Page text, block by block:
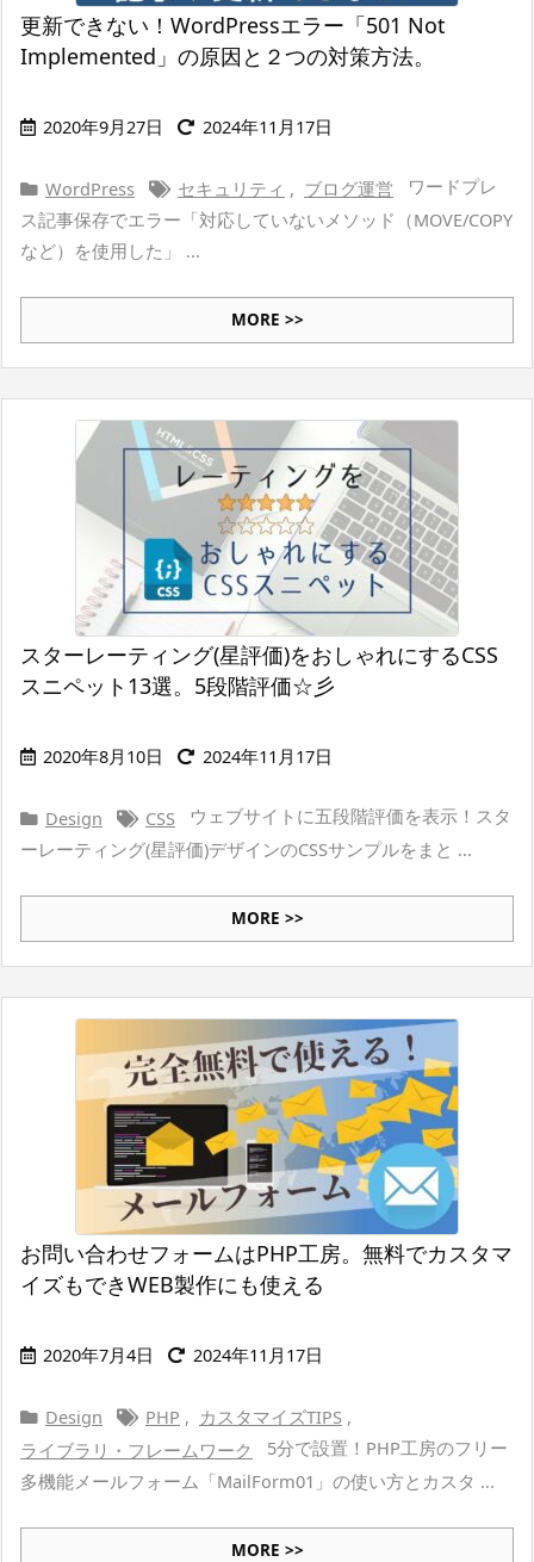
更新できない！WordPressエラー「501 Not
Implemented」の原因と２つの対策方法。
2020年9月27日 2024年11月17日
WordPress セキュリティ , ブログ運営
ワードプレ
ス記事保存でエラー「対応していないメソッド（MOVE/COPY
など）を使用した」 ...
MORE >>
スターレーティング(星評価)をおしゃれにするCSS
スニペット13選。5段階評価☆彡
2020年8月10日 2024年11月17日
Design CSS
ウェブサイトに五段階評価を表示！スタ
ーレーティング(星評価)デザインのCSSサンプルをまと ...
MORE >>
お問い合わせフォームはPHP工房。無料でカスタマ
イズもできWEB製作にも使える
2020年7月4日 2024年11月17日
Design PHP , カスタマイズTIPS ,
ライブラリ・フレームワーク
5分で設置！PHP工房のフリー
多機能メールフォーム「MailForm01」の使い方とカスタ ...
MORE >>